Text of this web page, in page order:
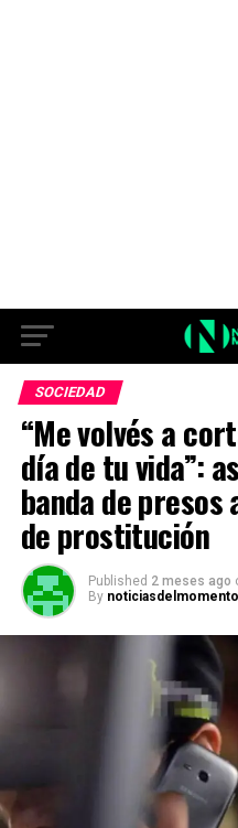
SOCIEDAD
“Me volvés a
día de tu vida”:
banda de
de prostitución
Published 2 meses ago
By